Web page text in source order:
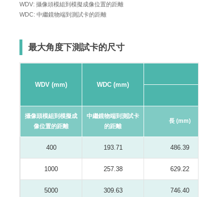
WDV: 攝像頭模組到模擬成像位置的距離
WDC: 中繼鏡物端到測試卡的距離
最大角度下測試卡的尺寸
WDV (mm)
WDC (mm)
攝像頭模組到模擬成
像位置的距離
中繼鏡物端到測試卡
的距離
長 (mm)
400 193.71 486.39
1000 257.38 629.22
5000 309.63 746.40